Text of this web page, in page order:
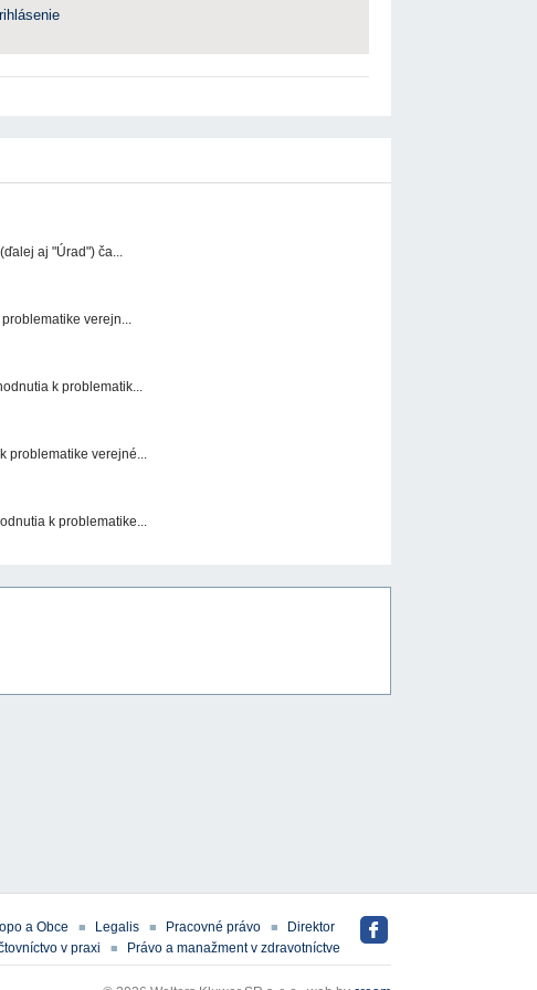
aj "Úrad") ča...
verejn...
k problematik...
problematike verejné...
k problematike...
a Obce Legalis Pracovné právo
Direktor
v praxi
Právo a manažment v zdravotníctve